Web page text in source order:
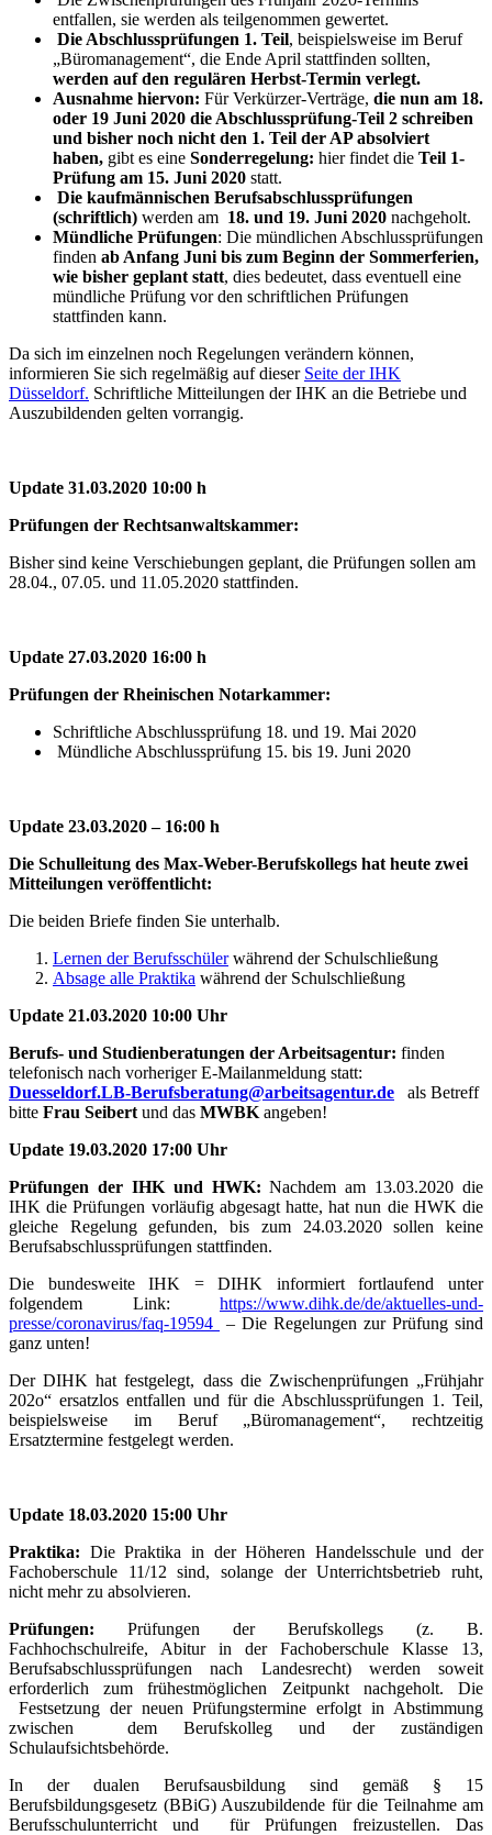
entfallen, sie werden als teilgenommen gewertet.
Die Abschlussprüfungen 1. Teil, beispielsweise im Beruf
„Büromanagement“, die Ende April stattfinden sollten,
werden auf den regulären Herbst-Termin verlegt.
Ausnahme hiervon: Für Verkürzer-Verträge, die nun am 18.
oder 19 Juni 2020 die Abschlussprüfung-Teil 2 schreiben
und bisher noch nicht den 1. Teil der AP absolviert
haben, gibt es eine Sonderregelung: hier findet die Teil 1-
Prüfung am 15. Juni 2020 statt.
Die kaufmännischen Berufsabschlussprüfungen
(schriftlich) werden am 18. und 19. Juni 2020 nachgeholt.
Mündliche Prüfungen: Die mündlichen Abschlussprüfungen
finden ab Anfang Juni bis zum Beginn der Sommerferien,
wie bisher geplant statt, dies bedeutet, dass eventuell eine
mündliche Prüfung vor den schriftlichen Prüfungen
stattfinden kann.
Da sich im einzelnen noch Regelungen verändern können,
informieren Sie sich regelmäßig auf dieser Seite der IHK
Düsseldorf. Schriftliche Mitteilungen der IHK an die Betriebe und
Auszubildenden gelten vorrangig.
Update 31.03.2020 10:00 h
Prüfungen der Rechtsanwaltskammer:
Bisher sind keine Verschiebungen geplant, die Prüfungen sollen am
28.04., 07.05. und 11.05.2020 stattfinden.
Update 27.03.2020 16:00 h
Prüfungen der Rheinischen Notarkammer:
Schriftliche Abschlussprüfung 18. und 19. Mai 2020
Mündliche Abschlussprüfung 15. bis 19. Juni 2020
Update 23.03.2020 – 16:00 h
Die Schulleitung des Max-Weber-Berufskollegs hat heute zwei
Mitteilungen veröffentlicht:
Die beiden Briefe finden Sie unterhalb.
Lernen der Berufsschülerwährend der Schulschließung
Absage alle Praktika während der Schulschließung
Update 21.03.2020 10:00 Uhr
Berufs- und Studienberatungen der Arbeitsagentur: finden
telefonisch nach vorheriger E-Mailanmeldung statt:
Duesseldorf.LB-Berufsberatung@arbeitsagentur.de
als Betreff
bitte Frau Seibert und das MWBK angeben!
Update 19.03.2020 17:00 Uhr
Prüfungen der IHK und HWK:Nachdem am 13.03.2020 die
IHK die Prüfungen vorläufig abgesagt hatte, hat nun die HWK die
gleiche Regelung gefunden, bis zum 24.03.2020 sollen keine
Berufsabschlussprüfungen stattfinden.
Die bundesweite IHK = DIHK informiert fortlaufend unter
folgendem Link: https://www.dihk.de/de/aktuelles-und-
presse/coronavirus/faq-19594
– Die Regelungen zur Prüfung sind
ganz unten!
Der DIHK hat festgelegt, dass die Zwischenprüfungen „Frühjahr
202o“ ersatzlos entfallen und für die Abschlussprüfungen 1. Teil,
beispielsweise im Beruf „Büromanagement“, rechtzeitig
Ersatztermine festgelegt werden.
Update 18.03.2020 15:00 Uhr
Praktika: Die Praktika in der Höheren Handelsschule und der
Fachoberschule 11/12 sind, solange der Unterrichtsbetrieb ruht,
nicht mehr zu absolvieren.
Prüfungen: Prüfungen der Berufskollegs (z. B.
Fachhochschulreife, Abitur in der Fachoberschule Klasse 13,
Berufsabschlussprüfungen nach Landesrecht) werden soweit
erforderlich zum frühestmöglichen Zeitpunkt nachgeholt. Die
Festsetzung der neuen Prüfungstermine erfolgt in Abstimmung
zwischen dem Berufskolleg und der zuständigen
Schulaufsichtsbehörde.
In der dualen Berufsausbildung sind gemäß § 15
Berufsbildungsgesetz (BBiG) Auszubildende für die Teilnahme am
Berufsschulunterricht und für Prüfungen freizustellen. Das